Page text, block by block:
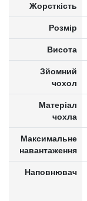
Жорсткість
Розмір
Висота
Зйомний
чохол
Матеріал
чохла
Максимальне
навантаження
Наповнювач